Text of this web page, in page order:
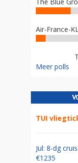
Air-France-
Meer polls
TUI
Jul: 8-dg
€1235